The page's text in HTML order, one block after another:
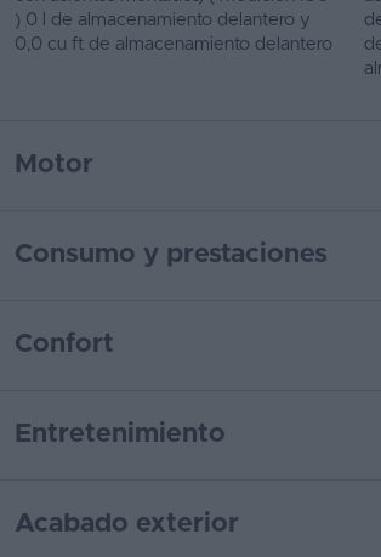
) 0 l de almacenamiento delantero y
0,0 cu ft de almacenamiento delantero
Motor
Consumo y prestaciones
Confort
Entretenimiento
Acabado exterior